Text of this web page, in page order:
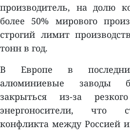
производитель, на долю
более 50% мирового
строгий лимит
тонн в год.
В Европе в
алюминиевые заводы
закрыться из-за
энергоносители, что
конфликта между Россией